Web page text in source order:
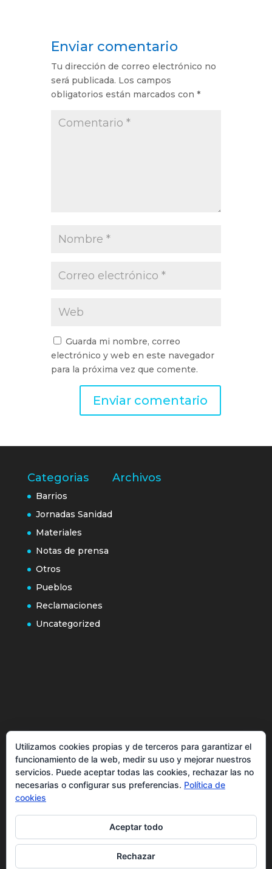
Enviar comentario
Tu dirección de correo electrónico no
será publicada. Los campos
obligatorios están marcados con *
Guarda mi nombre, correo
electrónico y web en este navegador
para la próxima vez que comente.
Categorias
Barrios
Jornadas Sanidad
Materiales
Notas de prensa
Otros
Pueblos
Reclamaciones
Uncategorized
Archivos
Más información sobre las cookies
Inicio
Política de privacidad
Utilizamos cookies propias y de terceros para garantizar el
funcionamiento de la web, medir su uso y mejorar nuestros
servicios. Puede aceptar todas las cookies, rechazar las no
necesarias o configurar sus preferencias. Política de
cookies
Aceptar todo
Rechazar